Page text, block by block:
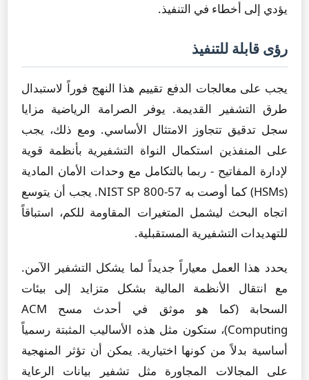
يؤدي إلى أخطاء في التنفيذ.
رؤى قابلة للتنفيذ
يجب على معالجات الدفع تقييم هذا النهج فوراً لاستبدال
طرق التشفير القديمة. يوفر الصرامة الرياضية مزايا
سجل تدقيق تتجاوز الامتثال الأساسي. ومع ذلك، يجب
على المنفذين استكمال النواة التشفيرية بأنظمة قوية
لإدارة المفاتيح - ربما بالتكامل مع وحدات الأمان المادية
(HSMs) كما أوصت به NIST SP 800-57. يجب أن يتوسع
اتجاه البحث ليشمل المتغيرات المقاومة للكم، استباقاً
للتهديدات التشفيرية المستقبلية.
يحدد هذا العمل معياراً جديداً لما يشكل التشفير الآمن.
مع انتقال الأنظمة المالية بشكل متزايد إلى بيئات
السحابة (كما هو موثق في أحدث مسح ACM
Computing)، ستكون مثل هذه الأساليب المثبتة رسمياً
أساسية بدلاً من كونها اختيارية. يمكن أن تؤثر المنهجية
على المجالات المجاورة مثل تشفير بيانات الرعاية